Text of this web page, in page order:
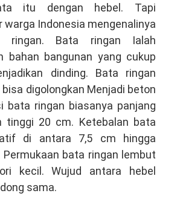
itu dengan hebel. Tapi
warga Indonesia mengenalinya
ringan. Bata ringan Ialah
bahan bangunan yang cukup
dinding. Bata ringan
digolongkan Menjadi beton
bata ringan biasanya panjang
tinggi 20 cm. Ketebalan bata
di antara 7,5 cm hingga
Permukaan bata ringan lembut
kecil. Wujud antara hebel
sama.